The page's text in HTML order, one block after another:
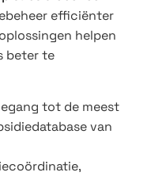
efficiënter
helpen
beter te
tot de meest
van